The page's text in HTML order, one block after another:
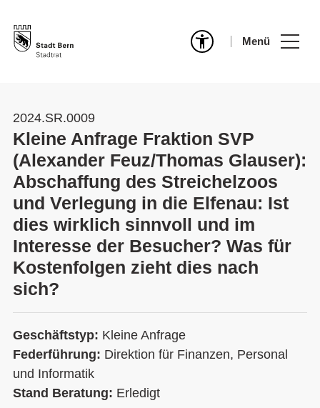
Menü
2024.SR.0009
Kleine Anfrage Fraktion SVP
(Alexander Feuz/Thomas Glauser):
Abschaffung des Streichelzoos
und Verlegung in die Elfenau: Ist
dies wirklich sinnvoll und im
Interesse der Besucher? Was für
Kostenfolgen zieht dies nach
sich?
Geschäftstyp: Kleine Anfrage
Federführung: Direktion für Finanzen, Personal
und Informatik
Stand Beratung: Erledigt